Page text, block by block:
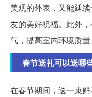
美观的外表，又能延
友的美好祝福。此外
气，提高室内环境质量
春节送礼可以送哪
在春节期间，送一束鲜